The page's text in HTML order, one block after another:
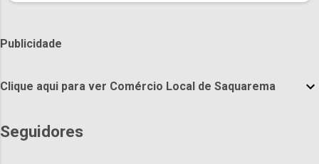
Publicidade
Clique aqui para ver Comércio Local de Saquarema
Seguidores